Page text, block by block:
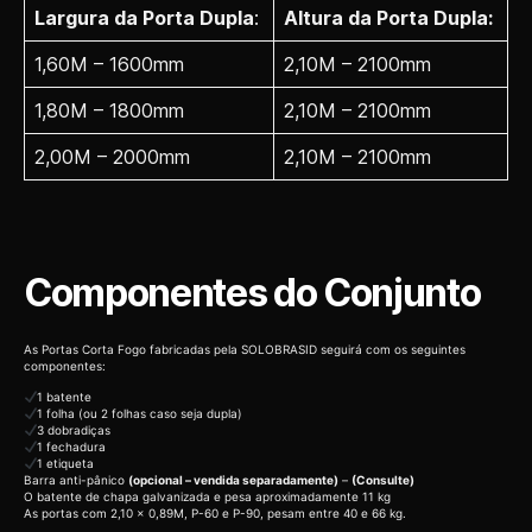
Largura da Porta Dupla:
Altura da Porta Dupla:
1,60M – 1600mm
2,10M – 2100mm
1,80M – 1800mm
2,10M – 2100mm
2,00M – 2000mm
2,10M – 2100mm
Componentes do Conjunto
As Portas Corta Fogo fabricadas pela SOLOBRASID seguirá com os seguintes
componentes:
1 batente
1 folha (ou 2 folhas caso seja dupla)
3 dobradiças
1 fechadura
1 etiqueta
Barra anti-pânico (opcional – vendida separadamente) – (Consulte)
O batente de chapa galvanizada e pesa aproximadamente 11 kg
As portas com 2,10 x 0,89M, P-60 e P-90, pesam entre 40 e 66 kg.